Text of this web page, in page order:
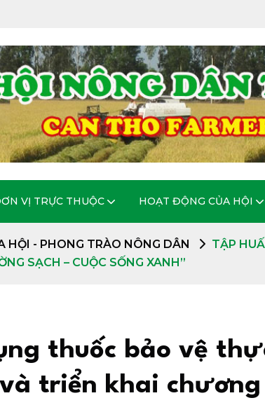
VỊ TRỰC THUỘC HOẠT ĐỘNG CỦA HỘI
HỘI - PHONG TRÀO NÔNG DÂN
TẬP
SẠCH – CUỘC SỐNG XANH”
thuốc bảo vệ
triển khai